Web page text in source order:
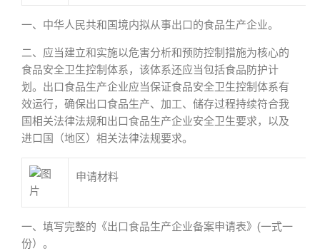
一、中华人民共和国境内拟从事出口的食品生产企业。
二、应当建立和实施以危害分析和预防控制措施为核心的
食品安全卫生控制体系，该体系还应当包括食品防护计
划。出口食品生产企业应当保证食品安全卫生控制体系有
效运行，确保出口食品生产、加工、储存过程持续符合我
国相关法律法规和出口食品生产企业安全卫生要求，以及
进口国（地区）相关法律法规要求。
申请材料
一、填写完整的《出口食品生产企业备案申请表》(一式一
份）。